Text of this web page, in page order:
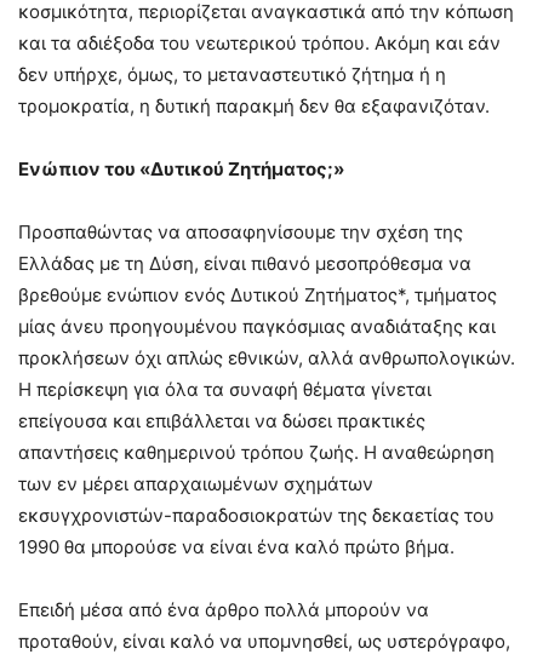
κοσμικότητα, περιορίζεται αναγκαστικά από την κόπωση
και τα αδιέξοδα του νεωτερικού τρόπου. Ακόμη και εάν
δεν υπήρχε, όμως, το μεταναστευτικό ζήτημα ή η
τρομοκρατία, η δυτική παρακμή δεν θα εξαφανιζόταν.
Ενώπιον του «Δυτικού Ζητήματος;»
Προσπαθώντας να αποσαφηνίσουμε την σχέση της
Ελλάδας με τη Δύση, είναι πιθανό μεσοπρόθεσμα να
βρεθούμε ενώπιον ενός Δυτικού Ζητήματος*, τμήματος
μίας άνευ προηγουμένου παγκόσμιας αναδιάταξης και
προκλήσεων όχι απλώς εθνικών, αλλά ανθρωπολογικών.
Η περίσκεψη για όλα τα συναφή θέματα γίνεται
επείγουσα και επιβάλλεται να δώσει πρακτικές
απαντήσεις καθημερινού τρόπου ζωής. Η αναθεώρηση
των εν μέρει απαρχαιωμένων σχημάτων
εκσυγχρονιστών-παραδοσιοκρατών της δεκαετίας του
1990 θα μπορούσε να είναι ένα καλό πρώτο βήμα.
Επειδή μέσα από ένα άρθρο πολλά μπορούν να
προταθούν, είναι καλό να υπομνησθεί, ως υστερόγραφο,